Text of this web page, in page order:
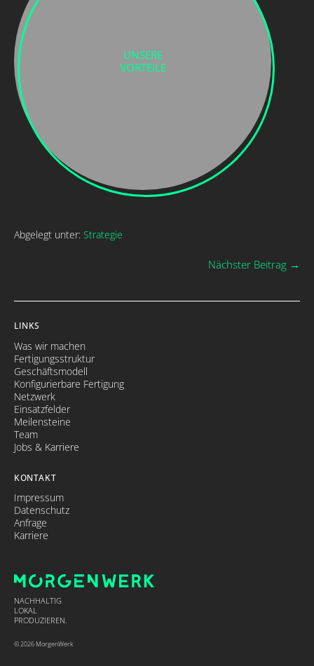
UNSERE
VORTEILE
Abgelegt unter: Strategie
Nächster Beitrag →
LINKS
Was wir machen
Fertigungsstruktur
Geschäftsmodell
Konfigurierbare Fertigung
Netzwerk
Einsatzfelder
Meilensteine
Team
Jobs & Karriere
KONTAKT
Impressum
Datenschutz
Anfrage
Karriere
NACHHALTIG
LOKAL
PRODUZIEREN.
© 2026 MorgenWerk